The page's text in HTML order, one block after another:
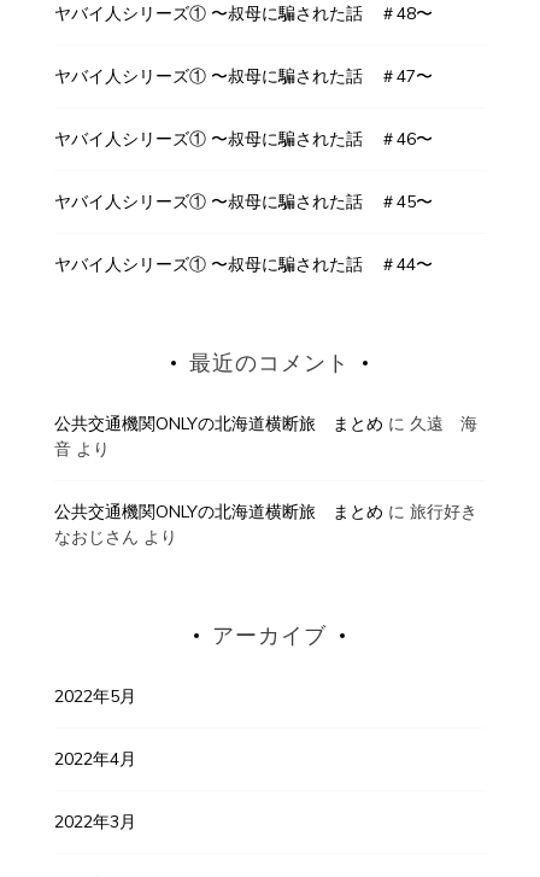
ヤバイ人シリーズ① 〜叔母に騙された話 ＃48〜
ヤバイ人シリーズ① 〜叔母に騙された話 ＃47〜
ヤバイ人シリーズ① 〜叔母に騙された話 ＃46〜
ヤバイ人シリーズ① 〜叔母に騙された話 ＃45〜
ヤバイ人シリーズ① 〜叔母に騙された話 ＃44〜
最近のコメント
公共交通機関ONLYの北海道横断旅 まとめ に 久遠 海
音より
公共交通機関ONLYの北海道横断旅 まとめ に 旅行好き
なおじさん より
アーカイブ
2022年5月
2022年4月
2022年3月